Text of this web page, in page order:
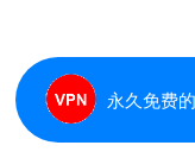
永久免费